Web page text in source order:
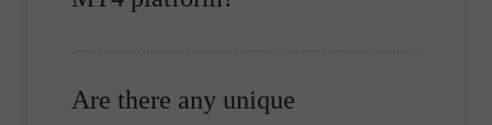
Are there any unique